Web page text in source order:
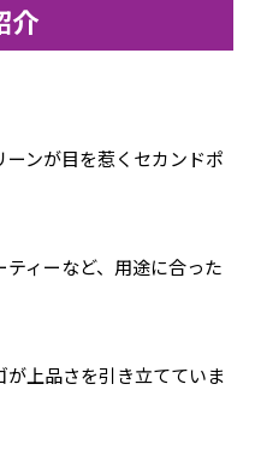
介
ンが目を惹くセカンドポ
ィーなど、用途に合った
が上品さを引き立てていま